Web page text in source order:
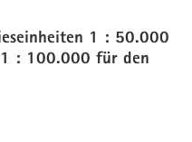
1 : 50.000
1 : 100.000 für den